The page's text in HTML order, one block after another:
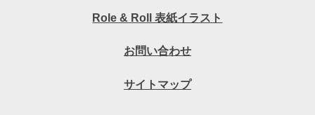
Role & Roll 表紙イラスト
お問い合わせ
サイトマップ